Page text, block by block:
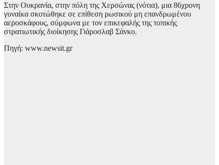
Στην Ουκρανία, στην πόλη της Χερσώνας (νότια), μια 86χρονη
γυναίκα σκοτώθηκε σε επίθεση ρωσικού μη επανδρωμένου
αεροσκάφους, σύμφωνα με τον επικεφαλής της τοπικής
στρατιωτικής διοίκησης Γιάροσλαβ Σάνκο.
Πηγή: www.newsit.gr